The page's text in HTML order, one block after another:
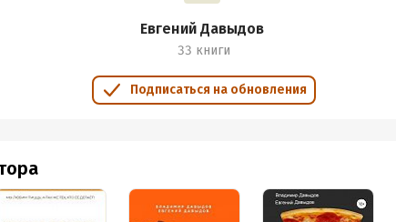
Евгений Давыдов
33 книги
Подписаться на обновления